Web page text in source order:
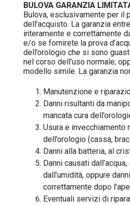
BULOVA GARANZIA
Bulova, esclusivamente per il
dell’acquisto. La garanzia
interamente e correttamente
e/o se fornirete la prova
dell’orologio che si sono
nel corso dell’uso normale;
modello simile. La garanzia
Manutenzione e
Danni risultanti da
mancata cura
Usura e
dell’orologio (cassa,
Danni alla batteria, al
Danni causati
dall’umidità, oppure
correttamente dopo
Eventuali servizi di